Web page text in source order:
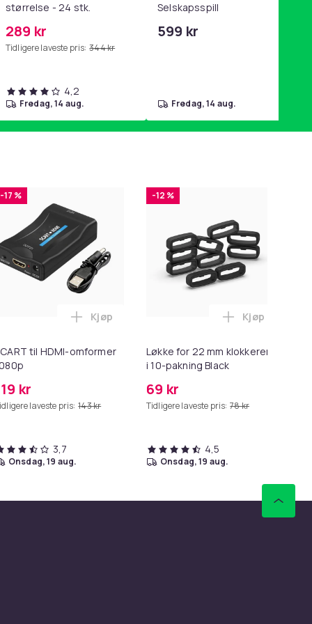
størrelse - 24 stk.
289 kr
Tidligere laveste pris: 344 kr
4,2
fredag, 14 aug.
Selskapsspill
599 kr
fredag, 14 aug.
i handlekurven
- QC35/QC25/QC15/AE2 - Grå i handlekurven
til SD/TF Kortleser - 2-i-1 Minnekortadapter til iPhone/
-17 %
til HDMI-omformer
kr
laveste pris: 143 kr
Legg SCART til HDMI-omformer 1080p i
Kjøp
3,7
onsdag, 19 aug.
-12 %
Løkke for 22 mm klokkerem
i 10-pakning Black
69 kr
Tidligere laveste pris: 78 kr
Legg Løkke
Kjøp
4,5
onsdag, 19 aug.